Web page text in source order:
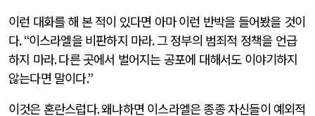
이런 대화를 해 본 적이 있다면 아마 이런 반박을 들어봤을 것이
다. “이스라엘을 비판하지 마라.그 정부의 범죄적 정책을 언급
하지 마라.다른 곳에서 벌어지는 공포에 대해서도 이야기하지
않는다면 말이다.”
이것은 혼란스럽다.왜냐하면 이스라엘은 종종 자신들이 예외적